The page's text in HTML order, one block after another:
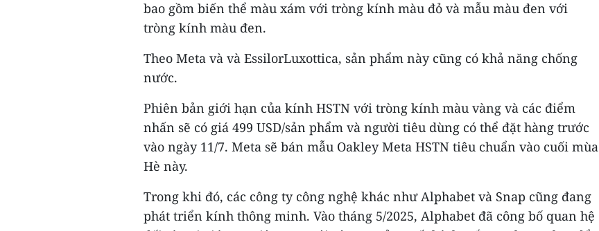
bao gồm biến thể màu xám với tròng kính màu đỏ và mẫu màu đen với
tròng kính màu đen.
Theo Meta và và EssilorLuxottica, sản phẩm này cũng có khả năng chống
nước.
Phiên bản giới hạn của kính HSTN với tròng kính màu vàng và các điểm
nhấn sẽ có giá 499 USD/sản phẩm và người tiêu dùng có thể đặt hàng trước
vào ngày 11/7. Meta sẽ bán mẫu Oakley Meta HSTN tiêu chuẩn vào cuối mùa
Hè này.
Trong khi đó, các công ty công nghệ khác như Alphabet và Snap cũng đang
phát triển kính thông minh. Vào tháng 5/2025, Alphabet đã công bố quan hệ